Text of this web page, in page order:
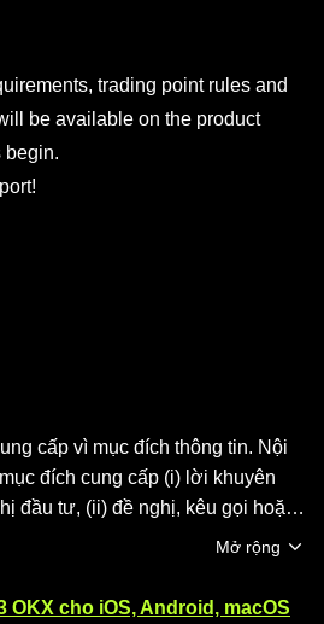
trading point rules and
be available on the product
begin.
cấp vì mục đích thông tin. Nội
đích cung cấp (i) lời khuyên
đầu tư, (ii) đề nghị, kêu gọi hoặc
hoặc nắm giữ tài sản kỹ thuật số,
bao gồm stablecoin và NFT, đều
Mở rộng
OKX cho iOS, Android, macOS